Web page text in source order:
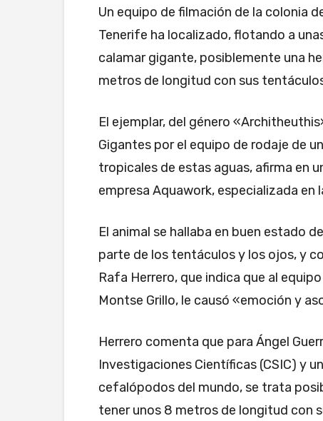
Un equipo de filmación de la colonia
Tenerife ha localizado, flotando a
calamar gigante, posiblemente una
metros de longitud con sus
El ejemplar, del género
Gigantes por el equipo de rodaje de
tropicales de estas aguas, afirma en
empresa Aquawork, especializada en
El animal se hallaba en buen estado
parte de los tentáculos y los ojos, y
Rafa Herrero, que indica que al
Montse Grillo, le causó «emoción y
Herrero comenta que para Ángel
Investigaciones Científicas (CSIC) y
cefalópodos del mundo, se trata
tener unos 8 metros de longitud con